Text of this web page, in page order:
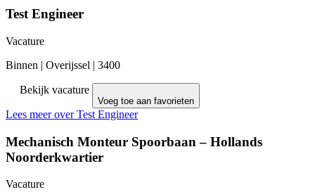
Test Engineer
Vacature
Binnen | Overijssel | 3400
Bekijk vacature
Voeg toe aan favorieten
Lees meer over Test Engineer
Mechanisch Monteur Spoorbaan – Hollands
Noorderkwartier
Vacature